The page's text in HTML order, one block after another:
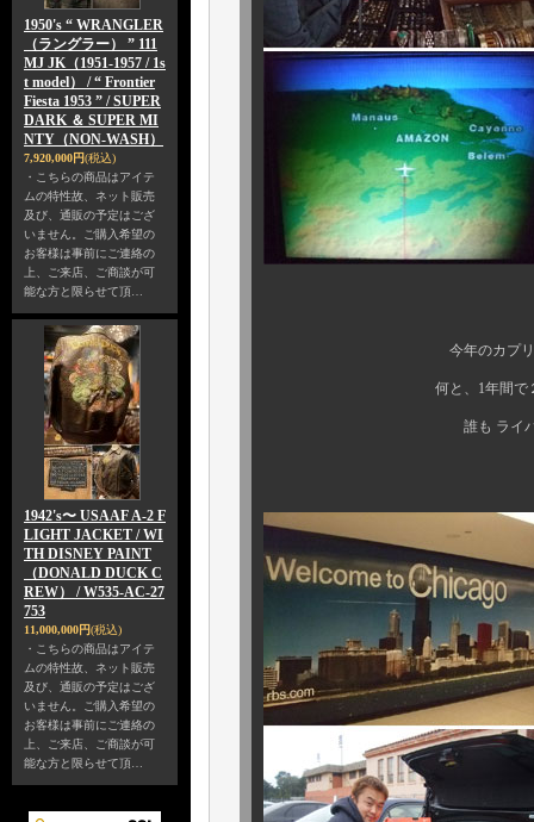
1950's “ WRANGLER
（ラングラー） ” 111
MJ JK（1951-1957 / 1s
t model） / “ Frontier
Fiesta 1953 ” / SUPER
DARK ＆ SUPER MI
NTY（NON-WASH）
7,920,000円(税込)
・こちらの商品はアイテ
ムの特性故、ネット販売
及び、通販の予定はござ
いません。ご購入希望の
お客様は事前にご連絡の
上、ご来店、ご商談が可
能な方と限らせて頂…
1942's〜 USAAF A-2 F
LIGHT JACKET / WI
TH DISNEY PAINT
（DONALD DUCK C
REW） / W535-AC-27
753
11,000,000円(税込)
・こちらの商品はアイテ
ムの特性故、ネット販売
及び、通販の予定はござ
いません。ご購入希望の
お客様は事前にご連絡の
上、ご来店、ご商談が可
能な方と限らせて頂…
今年のカプリは、何とい
何と、1年間で２回も行っ
誰も ライバル バイヤー